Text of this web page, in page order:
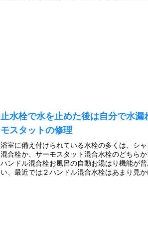
止水栓で水を止めた後は自分で水
モスタットの修理
浴室に備え付けられている水栓の多くは、シ
混合栓か、サーモスタット混合水栓のどちら
ハンドル混合栓お風呂の自動お湯はり機能が
い、最近では２ハンドル混合水栓はあまり見か